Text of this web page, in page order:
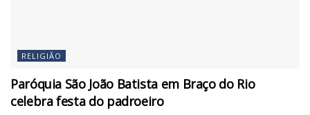
RELIGIÃO
Paróquia São João Batista em Braço do Rio
celebra festa do padroeiro